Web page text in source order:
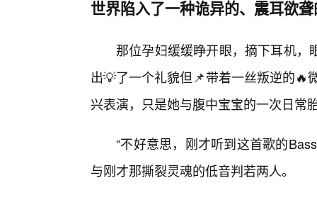
世界陷入了一种诡异的、震耳欲
那位孕妇缓缓睁开眼，摘下耳机
出💡了一个礼貌但📌带着一丝叛逆的🔥
兴表演，只是她与腹中宝宝的一次日常
“不好意思，刚才听到这首歌的
与刚才那撕裂灵魂的低音判若两人。